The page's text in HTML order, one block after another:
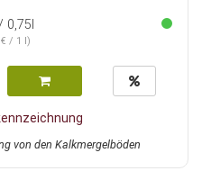
0,75l
/ 1 l)
von den Kalkmergelböden